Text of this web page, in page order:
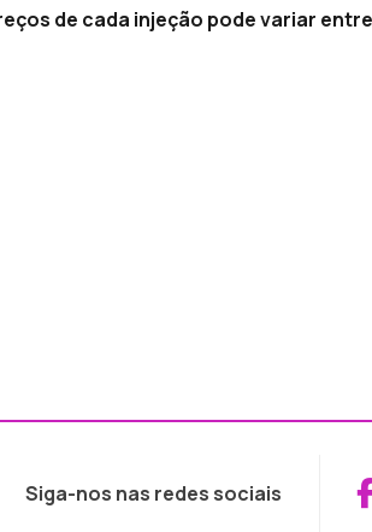
de cada injeção pode variar
Siga-nos nas redes sociais